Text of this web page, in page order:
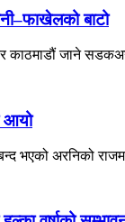
बाटो
जाने
आयो
भएको अरनिको